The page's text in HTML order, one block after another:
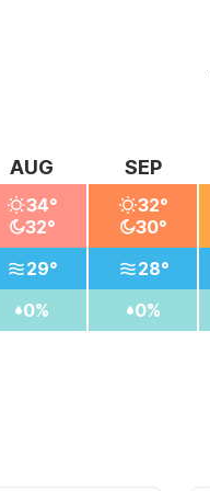
AUG
34°
32°
29°
0%
SEP
32°
30°
28°
0%